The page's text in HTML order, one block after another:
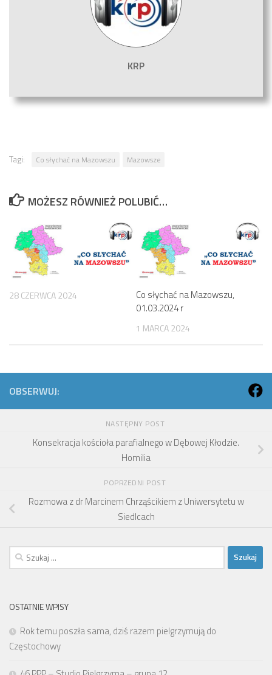
KRP
Tagi: Co słychać na Mazowszu Mazowsze
MOŻESZ RÓWNIEŻ POLUBIĆ…
28 CZERWCA 2024
Co słychać na Mazowszu,
01.03.2024 r
1 MARCA 2024
OBSERWUJ:
NASTĘPNY POST
Konsekracja kościoła parafialnego w Dębowej Kłodzie.
Homilia
POPRZEDNI POST
Rozmowa z dr Marcinem Chrząścikiem z Uniwersytetu w
Siedlcach
Szukaj:
OSTATNIE WPISY
Rok temu poszła sama, dziś razem pielgrzymują do
Częstochowy